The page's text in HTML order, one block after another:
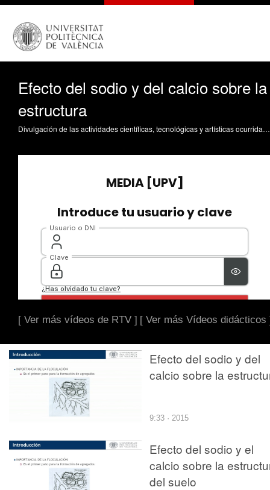
Efecto del sodio y del calcio sobre la
estructura
Divulgación de las actividades científicas, tecnológicas y artísticas ocurridas en los tres campus de la UPV
[ Ver más vídeos de RTV ] [ Ver más Vídeos didácticos
Efecto del sodio y del
calcio sobre la
9:33 · 2015
Efecto del sodio y el
calcio sobre la
del suelo